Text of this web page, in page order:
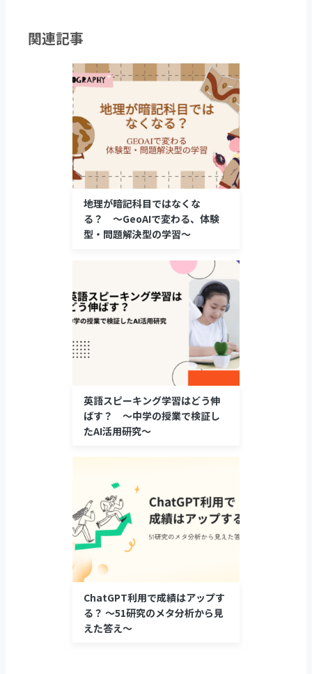
関連記事
地理が暗記科目ではなくな
る？ 〜GeoAIで変わる、体験
型・問題解決型の学習〜
​​英語スピーキング学習はどう伸
ばす？ 〜中学の授業で検証し
たAI活用研究〜
ChatGPT利用で成績はアップす
る？ 〜51研究のメタ分析から見
えた答え〜